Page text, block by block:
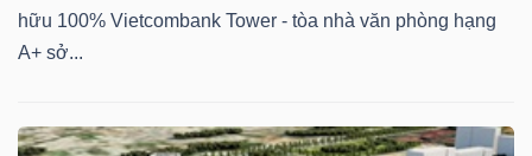
hữu 100% Vietcombank Tower - tòa nhà văn phòng hạng
A+ sở...